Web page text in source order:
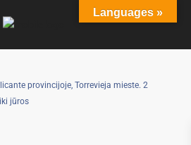
provincijoje, Torrevieja mieste. 2
jūros
Languages »